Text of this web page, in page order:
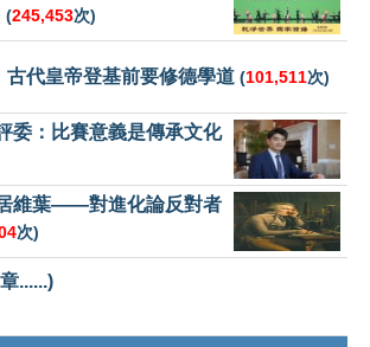
(245,453次)
古代皇帝登基前要修德學道 (101,511次)
委：比賽意義是傳承文化
維葉——對進化論反對者
次)
......)